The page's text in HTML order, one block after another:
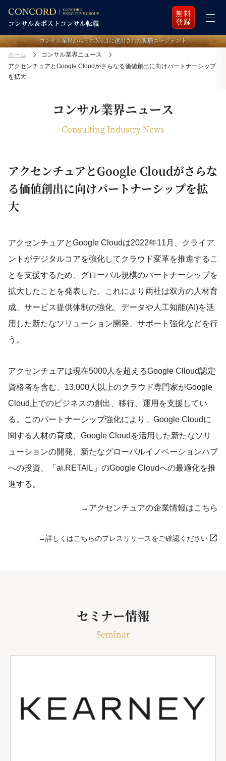
無料
登録
コンサル業界から日本Ｎo.1に選出された転職エージェント
ホーム
コンサル業界ニュース
アクセンチュアとGoogle Cloudがさらなる価値創出に向けパートナーシップ
を拡大
コンサル業界ニュース
Consulting Industry News
アクセンチュアとGoogle Cloudがさらな
る価値創出に向けパートナーシップを拡
大
アクセンチュアとGoogle Cloudは2022年11月、クライア
ントがデジタルコアを強化してクラウド変革を推進するこ
とを支援するため、グローバル規模のパートナーシップを
拡大したことを発表した。これにより両社は双方の人材育
成、サービス提供体制の強化、データや人工知能(AI)を活
用した新たなソリューション開発、サポート強化などを行
う。
アクセンチュアは現在5000人を超えるGoogle Clloud認定
資格者を含む、13,000人以上のクラウド専門家がGoogle
Cloud上でのビジネスの創出、移行、運用を支援してい
る。このパートナーシップ強化により、Google Cloudに
関する人材の育成、Google Cloudを活用した新たなソリ
ューションの開発、新たなグローバルイノベーションハブ
への投資、「ai.RETAIL」のGoogle Cloudへの最適化を推
進する。
→アクセンチュアの企業情報はこちら
→詳しくはこちらのプレスリリースをご確認ください
セミナー情報
Seminar